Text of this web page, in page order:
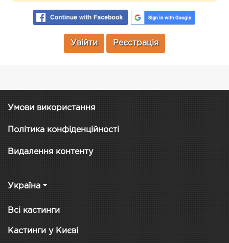
Увійти Реєстрація
Умови використання
Політика конфіденційності
Видалення контенту
Україна
Всі кастинги
Кастинги у Києві